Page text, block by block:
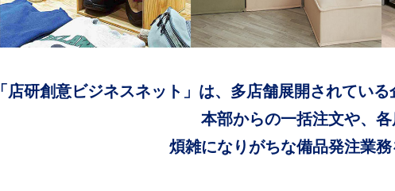
「店研創意ビジネスネット」は、多店舗展開されてい
本部からの一括注文や、各
煩雑になりがちな備品発注業